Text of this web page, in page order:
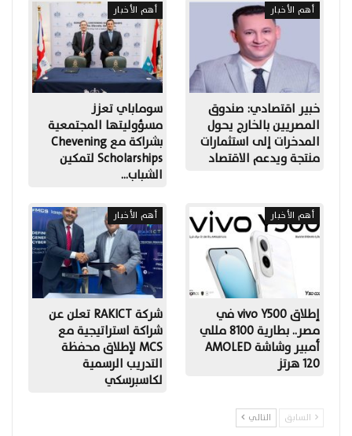
أهم الأخبار
خبير اقتصادي: صندوق
المصريين بالخارج يحول
المدخرات إلى استثمارات
منتجة ويدعم الاقتصاد
أهم الأخبار
سوماباي تعزز
مسؤوليتها المجتمعية
بشراكة مع Chevening
Scholarships لتمكين
الشباب…
أهم الأخبار
إطلاق vivo Y500 في
مصر.. بطارية 8100 مللي
أمبير وشاشة AMOLED
120 هرتز
أهم الأخبار
شركة RAKICT تعلن عن
شراكة استراتيجية مع
MCS لإطلاق محفظة
التدريب الرسمية
لكاسبرسكي
السابق التالي